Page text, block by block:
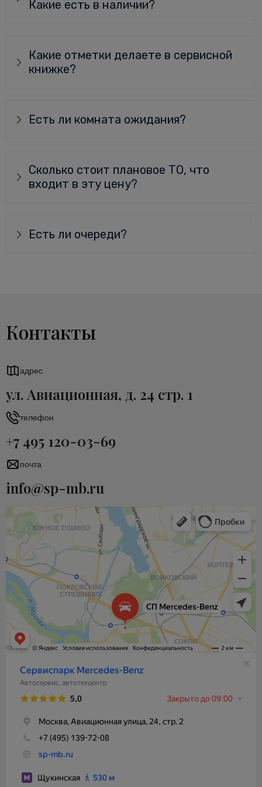
Какие есть в наличии?
Какие отметки делаете в сервисной
книжке?
Есть ли комната ожидания?
Сколько стоит плановое ТО, что
входит в эту цену?
Есть ли очереди?
Контакты
адрес
ул. Авиационная, д. 24 стр. 1
телефон
+7 495 120-03-69
почта
info@sp-mb.ru